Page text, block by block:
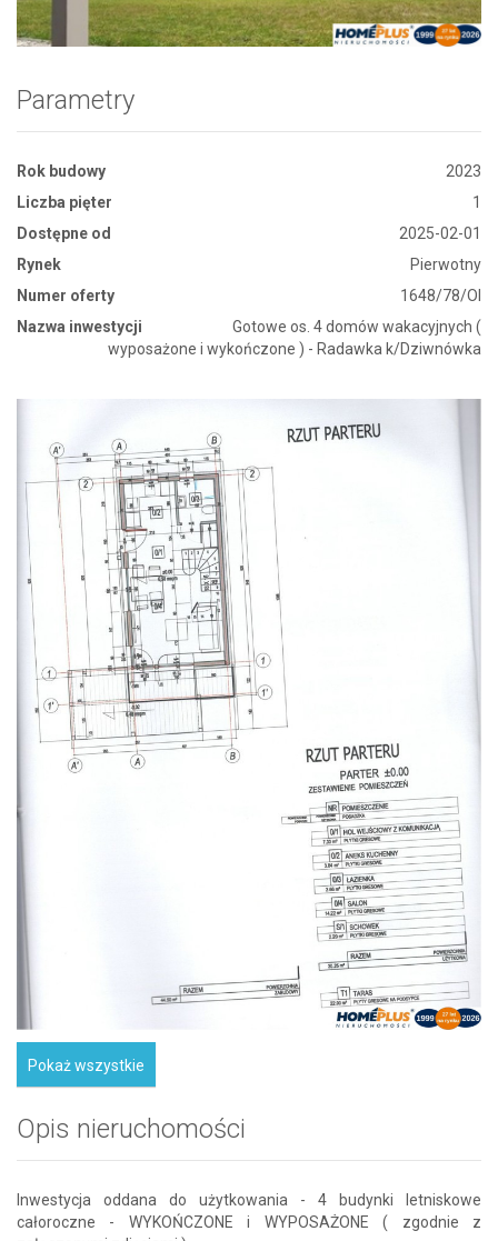
Parametry
Rok budowy
2023
Liczba pięter
1
Dostępne od
2025-02-01
Rynek
Pierwotny
Numer oferty
1648/78/OI
Nazwa inwestycji
Gotowe os. 4 domów wakacyjnych (
wyposażone i wykończone ) - Radawka k/Dziwnówka
Pokaż wszystkie
Opis nieruchomości
Inwestycja oddana do użytkowania - 4 budynki letniskowe
całoroczne - WYKOŃCZONE i WYPOSAŻONE ( zgodnie z